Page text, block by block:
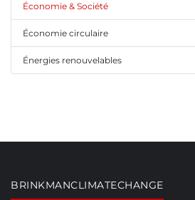
Économie & Société
Économie circulaire
Énergies renouvelables
BRINKMANCLIMATECHANGE